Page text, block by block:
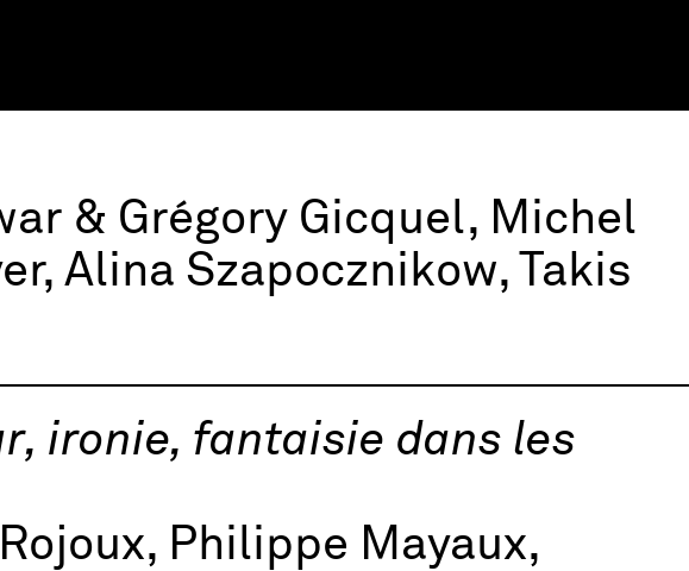
& Grégory Gicquel, Michel
Alina Szapocznikow, Takis
ironie, fantaisie dans les
Philippe Mayaux,